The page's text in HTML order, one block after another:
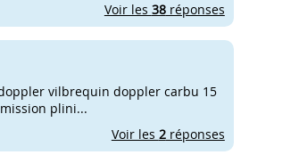
Voir les 38réponses
vilbrequin doppler carbu 15
plini...
Voir les 2réponses